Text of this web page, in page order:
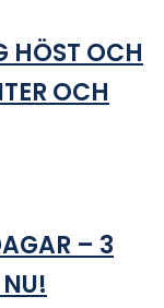
HÖST OCH
OCH
– 3